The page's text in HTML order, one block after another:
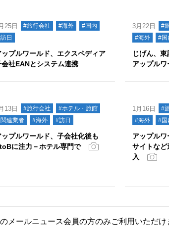
25日 #旅行会社 #海外
#国内
日
ップルワールド、エクスペディア
会社EANとシステム連携
3月22日 #
#海外
#国
じげん、
アップル
13日 #旅行会社
#ホテル・旅館
連業者
#海外 #訪日
ップルワールド、子会社化後も
に注力－ホテル専門で
1月16日 #
#海外
#国
アップルワ
サイトな
入
メールニュース会員の方のみご利用いただけ